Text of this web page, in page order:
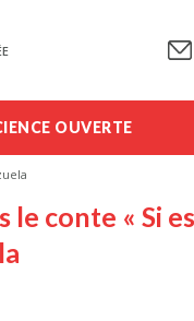
OUVERTE
conte « Si